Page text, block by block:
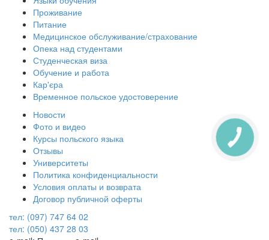
Проживание
Питание
Медицинское обслуживание/страхование
Опека над студентами
Студенческая виза
Обучение и работа
Кар'єра
Временное польское удостоверение
Новости
Фото и видео
Курсы польского языка
Отзывы
Университеты
Политика конфиденциальности
Условия оплаты и возврата
Договор публичной оферты
тел: (097) 747 64 02
тел: (050) 437 28 03
КНОПКА
ЗВ'ЯЗКУ